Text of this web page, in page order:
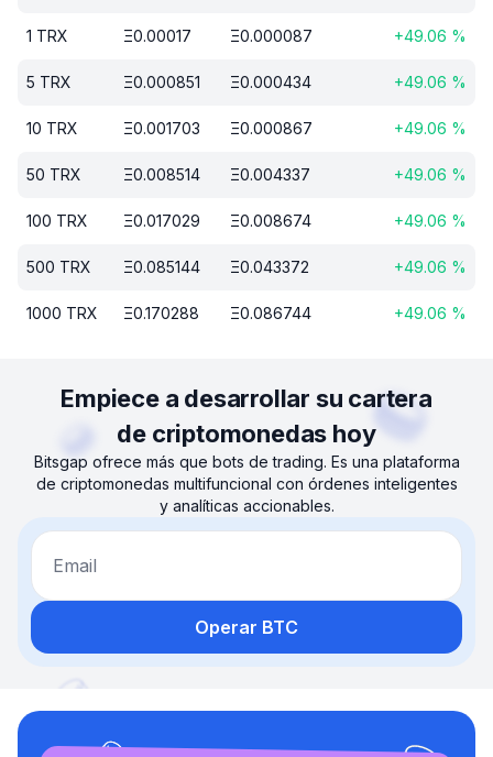
1 TRX Ξ0.00017 Ξ0.000087 +49.06 %
5 TRX Ξ0.000851 Ξ0.000434 +49.06 %
10 TRX Ξ0.001703 Ξ0.000867 +49.06 %
50 TRX Ξ0.008514 Ξ0.004337 +49.06 %
100 TRX Ξ0.017029 Ξ0.008674 +49.06 %
500 TRX Ξ0.085144 Ξ0.043372 +49.06 %
1000 TRX Ξ0.170288 Ξ0.086744 +49.06 %
Empiece a desarrollar su cartera
de criptomonedas hoy
Bitsgap ofrece más que bots de trading. Es una plataforma
de criptomonedas multifuncional con órdenes inteligentes
y analíticas accionables.
Email
Operar BTC